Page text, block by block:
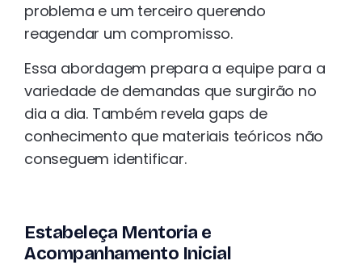
problema e um terceiro querendo
reagendar um compromisso.
Essa abordagem prepara a equipe para a
variedade de demandas que surgirão no
dia a dia. Também revela gaps de
conhecimento que materiais teóricos não
conseguem identificar.
Estabeleça Mentoria e
Acompanhamento Inicial